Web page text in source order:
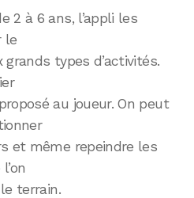
2 à 6 ans, l’appli les
le
types d’activités.
au joueur. On peut
et même repeindre les
terrain.